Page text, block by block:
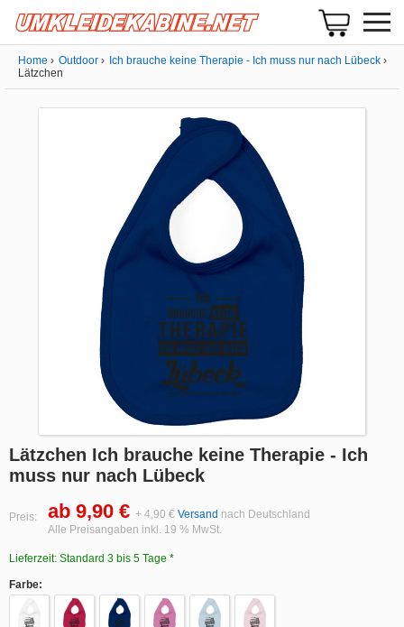
Home Outdoor
Ich brauche keine Therapie - Ich muss nur nach Lübeck
Lätzchen
Lätzchen Ich brauche keine Therapie - Ich
muss nur nach Lübeck
Preis: ab 9,90 € + 4,90 € Versand nach Deutschland
Alle Preisangaben inkl. 19 % MwSt.
Lieferzeit: Standard 3 bis 5 Tage *
Farbe: